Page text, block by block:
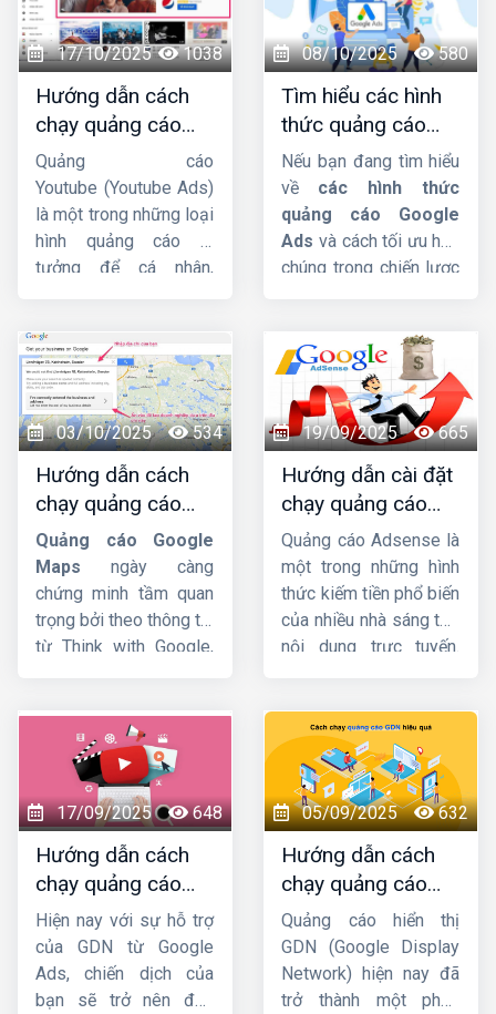
bài viết này,Công ty
HIGsẽ phân tích chi
tiết hơn về dịch vụ này
nhá.
17/10/2025 1038
Hướng dẫn cách
chạy quảng cáo
Youtube Ads hiệu
quả từ chuyên gia
Quảng cáo
Youtube (Youtube Ads)
là một trong những loại
hình quảng cáo lý
tưởng để cá nhân,
phát triển thương hiệu,
quảng bá sản phẩm,
dịch vụ đến nhiều
người dùng hơn. Trong
bài viết này,Công ty
HIGsẽ hướng dẫn
cách chạy quảng cáo
Youtubu Ads
chi tiết
từ A-Z. Cùng đón xem
ngay sau đây nhé !
08/10/2025 580
Tìm hiểu các hình
thức quảng cáo
google ads hiện
nay
Nếu bạn đang tìm hiểu
về các hình thức
quảng cáo Google
Ads và cách tối ưu hóa
chúng trong chiến lược
sẽ giúp bạn có cái nhìn
tổng quan và chi tiết
nhất.
03/10/2025
534
Hướng dẫn cách
chạy quảng cáo
google maps chi
tiết từ A-Z
Quảng cáo Google
Maps ngày càng
chứng minh tầm quan
trọng bởi theo thông tin
từ Think with Google,
vòng 24h kể từ khi họ
tìm kiếm trên Google
Maps. Vì vậy, nếu
muốn thu hút khách
hàng, doanh nghiệp
không nên bỏ qua công
cụ này. Hãy cùngCông
ty HIGkhám phá chi
tiết về cách thiết lập
quảng cáo trên
Google Mapsnhé.
19/09/2025 665
Hướng dẫn cài đặt
chạy quảng cáo
google adsense
chi tiết từ A-Z
Quảng cáo Adsense là
một trong những hình
thức kiếm tiền phổ biến
của nhiều nhà sáng tạo
nội dung trực tuyến.
Google Adsensesao
cho hợp lý thì không
phải ai cũng biết. Vì
thế, trong bài viết hôm
nayHIGsẽ giới thiệu
đến bạn cách đặt
quảng cáo Google
Adsense trên Website
sao cho nhanh chóng
và dễ dàng nhất!
17/09/2025 648
Hướng dẫn cách
chạy quảng cáo
GDN trên YouTube
mới nhất
Hiện nay với sự hỗ trợ
của GDN từ Google
Ads, chiến dịch của
bạn sẽ trở nên đơn
05/09/2025 632
Hướng dẫn cách
chạy quảng cáo
GDN hiệu quả, bứt
phá doanh thu
Quảng cáo hiển thị
GDN (Google Display
Network) hiện nay đã
trở thành một phần